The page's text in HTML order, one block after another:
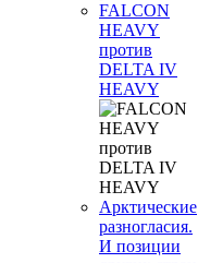
FALCON
HEAVY
против
DELTA IV
HEAVY
Арктические
разногласия.
И позиции